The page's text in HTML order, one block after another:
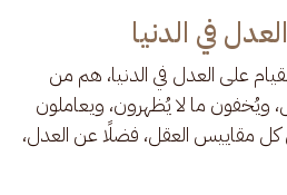
في الدنيا
على العدل في الدنيا، هم من
ما لا يُظهرون، ويعاملون
مقاييس العقل، فضلًا عن العدل،